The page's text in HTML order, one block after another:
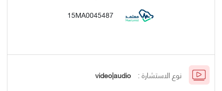
15MA0045487
نوع الاستشارة : video|audio